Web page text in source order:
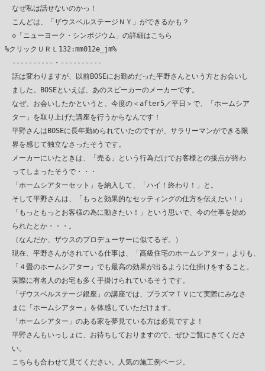
なぜ私は話せないのかっ！
こんどは、「ザウスベルステージＮＹ」ができるかも？
◇「ニューヨーク・シンポジウム」の詳細はこちら
%クリックＵＲＬ132:mm012e_jm%
----------・----------
話は変わりますが、以前BOSEにお勤めだった平野さんという方とお会いし
ました。BOSEといえば、あのスピーカーのメーカーです。
なぜ、お会いしたかというと、今度の＜after5／平日＞で、「ホームシア
ター」を取り上げた講座を行うからなんです！
平野さんはBOSEに長年勤められていたのですが、サラリーマンができる限
界を感じて独立なさったそうです。
メーカーにいたときは、「売る」という行為だけでお客様との接点が終わ
ってしまったそうで・・・
「ホームシアターセット」を納入して、「ハイ！終わり！」と。
そして平野さんは、「もっと効果的なセッティングの仕方を伝えたい！」
「もっともっとお客様の為に動きたい！」という思いで、今の仕事を始め
られたとか・・・。
（なんだか、ザウスのプロデューサーに似てるぞ。）
現在、平野さんがされている仕事は、「高級住宅のホームシアター」よりも、
「４畳のホームシアター」でも最高の効果が出るように仕掛けをすること。
実際に有名人のお宅も多く手掛けられているそうです。
「ザウスベルステージ銀座」の講座では、プラズマＴＶにて実際にみなさ
まに「ホームシアター」を体感していただけます。
「ホームシアター」のある家を夢見ている方は必見ですよ！
平野さんもいっしょに、お待ちしておりますので、ぜひご覧にきてくださ
い。
こちらも合わせて見てください。人気の施工例ページ。